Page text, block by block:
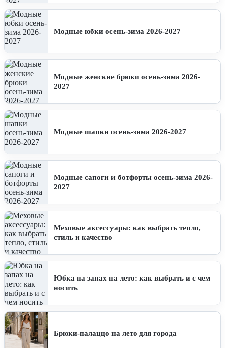
Модные юбки осень-зима 2026-2027
Модные женские брюки осень-зима 2026-
2027
Модные шапки осень-зима 2026-2027
Модные сапоги и ботфорты осень-зима 2026-
2027
Меховые аксессуары: как выбрать тепло,
стиль и качество
Юбка на запах на лето: как выбрать и с чем
носить
Брюки-палаццо на лето для города